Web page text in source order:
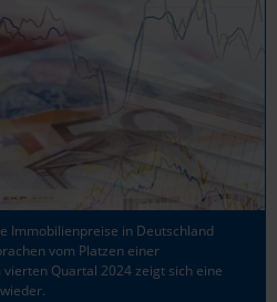
Immobilienpreise in Deutschland
vom Platzen einer
Quartal 2024 zeigt sich eine